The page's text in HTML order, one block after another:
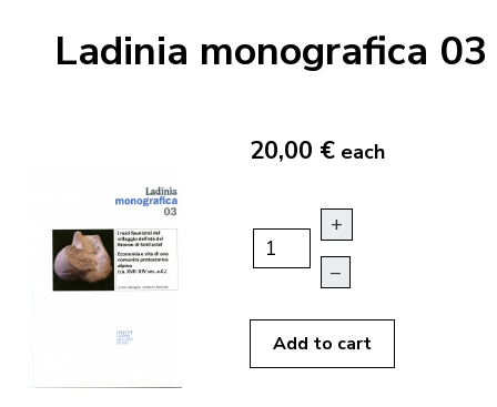
Ladinia monografica 03
20,00 € each
+
–
Add to cart